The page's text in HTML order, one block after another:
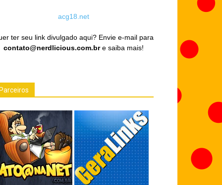
acg18.net
ter seu link divulgado aqui? Envie e-mail para
contato@nerdlicious.com.bre saiba mais!